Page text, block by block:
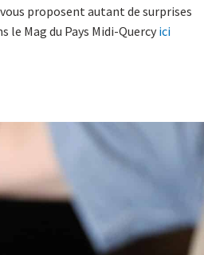
proposent autant de surprises
le Mag du Pays Midi-Quercy ici